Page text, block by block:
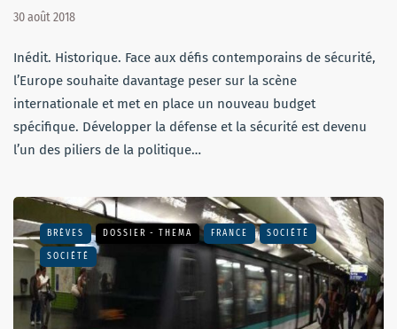
30 août 2018
Inédit. Historique. Face aux défis contemporains de sécurité,
l’Europe souhaite davantage peser sur la scène
internationale et met en place un nouveau budget
spécifique. Développer la défense et la sécurité est devenu
l’un des piliers de la politique…
BRÈVES DOSSIER - THEMA FRANCE SOCIÉTÉ
SOCIÉTÉ